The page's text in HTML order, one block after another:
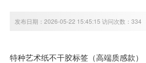
发布日期：2026-05-22 15:45:15 访问次数：334
特种艺术纸不干胶标签（高端质感款）